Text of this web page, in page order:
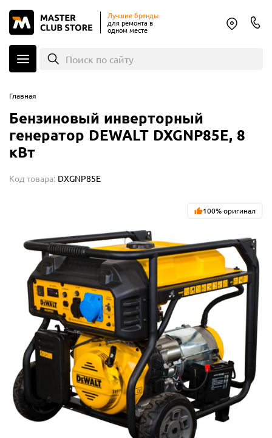
Лучшие бренды
для ремонта в
одном месте
Поиск по сайту
Главная
Бензиновый инверторный
генератор DEWALT DXGNP85E, 8
кВт
Код товара: DXGNP85E
100% оригинал